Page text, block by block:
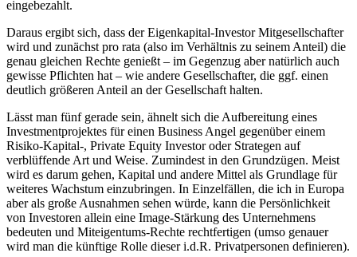
eingebezahlt.
Daraus ergibt sich, dass der Eigenkapital-Investor Mitgesellschafter
wird und zunächst pro rata (also im Verhältnis zu seinem Anteil) die
genau gleichen Rechte genießt – im Gegenzug aber natürlich auch
gewisse Pflichten hat – wie andere Gesellschafter, die ggf. einen
deutlich größeren Anteil an der Gesellschaft halten.
Lässt man fünf gerade sein, ähnelt sich die Aufbereitung eines
Investmentprojektes für einen Business Angel gegenüber einem
Risiko-Kapital-, Private Equity Investor oder Strategen auf
verblüffende Art und Weise. Zumindest in den Grundzügen. Meist
wird es darum gehen, Kapital und andere Mittel als Grundlage für
weiteres Wachstum einzubringen. In Einzelfällen, die ich in Europa
aber als große Ausnahmen sehen würde, kann die Persönlichkeit
von Investoren allein eine Image-Stärkung des Unternehmens
bedeuten und Miteigentums-Rechte rechtfertigen (umso genauer
wird man die künftige Rolle dieser i.d.R. Privatpersonen definieren).